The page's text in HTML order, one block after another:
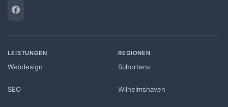
LEISTUNGEN
Webdesign
SEO
REGIONEN
Schortens
Wilhelmshaven